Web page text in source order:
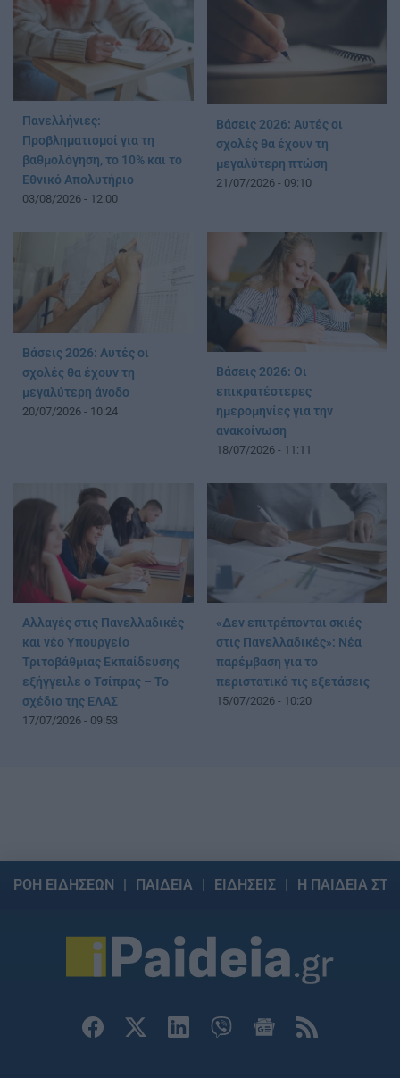
Πανελλήνιες:
Προβληματισμοί για τη
βαθμολόγηση, το 10% και το
Εθνικό Απολυτήριο
03/08/2026 - 12:00
Βάσεις 2026: Αυτές οι
σχολές θα έχουν τη
μεγαλύτερη πτώση
21/07/2026 - 09:10
Βάσεις 2026: Αυτές οι
σχολές θα έχουν τη
μεγαλύτερη άνοδο
20/07/2026 - 10:24
Βάσεις 2026: Οι
επικρατέστερες
ημερομηνίες για την
ανακοίνωση
18/07/2026 - 11:11
Αλλαγές στις Πανελλαδικές
και νέο Υπουργείο
Τριτοβάθμιας Εκπαίδευσης
εξήγγειλε ο Τσίπρας – Το
σχέδιο της ΕΛΑΣ
17/07/2026 - 09:53
«Δεν επιτρέπονται σκιές
στις Πανελλαδικές»: Νέα
παρέμβαση για το
περιστατικό τις εξετάσεις
15/07/2026 - 10:20
ΡΟΗ ΕΙΔΗΣΕΩΝ ΠΑΙΔΕΙΑ ΕΙΔΗΣΕΙΣ Η ΠΑΙΔΕΙΑ